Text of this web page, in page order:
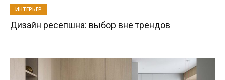
ИНТЕРЬЕР
Дизайн ресепшна: выбор вне трендов